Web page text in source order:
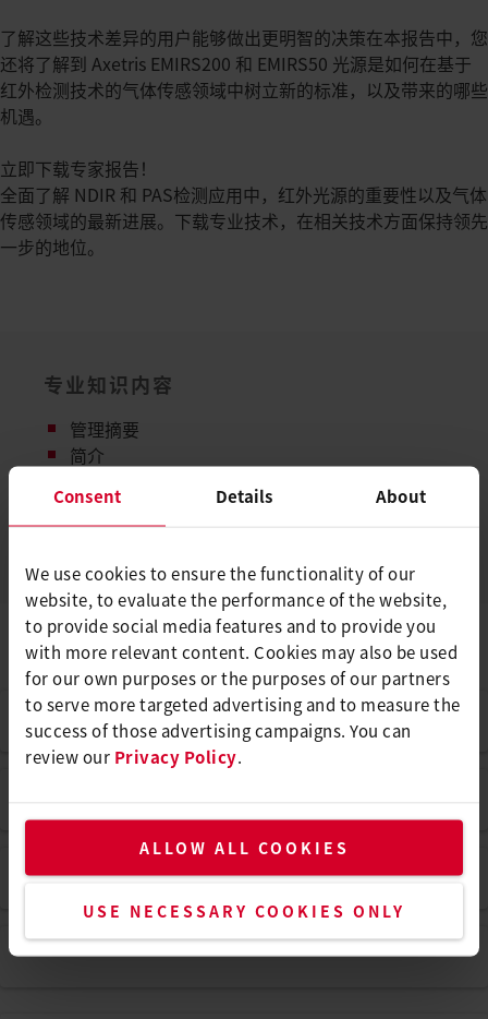
Consent Details About
We use cookies to ensure the functionality of our
website, to evaluate the performance of the website,
to provide social media features and to provide you
with more relevant content. Cookies may also be used
for our own purposes or the purposes of our partners
to serve more targeted advertising and to measure the
success of those advertising campaigns. You can
review our Privacy Policy
ALLOW ALL COOKIES
USE NECESSARY COOKIES ONLY
了解这些技术差异的用户能够做出更明智的决策在本报告中，您
还将了解到 Axetris EMIRS200 和 EMIRS50 光源是如何在基于
红外检测技术的气体传感领域中树立新的标准，以及带来的哪些
机遇。
立即下载专家报告！
全面了解 NDIR 和 PAS检测应用中，红外光源的重要性以及气体
传感领域的最新进展。下载专业技术，在相关技术方面保持领先
一步的地位。
专业知识内容
管理摘要
简介
红外光源：真正推动系统性能的因素是什么？
结论
名 *
P电话